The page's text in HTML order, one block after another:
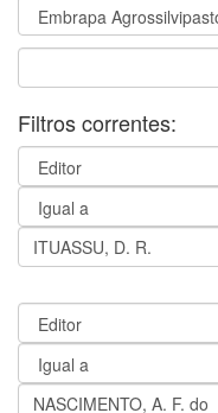
Filtros correntes: